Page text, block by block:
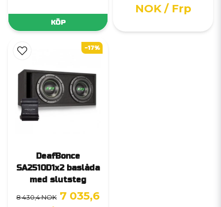
KÖP
NOK / Frp
DeafBonce
SA2510D1x2 baslåda
med slutsteg
8 430,4 NOK 7 035,6
-17%